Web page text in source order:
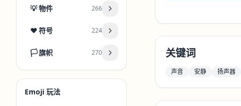
💡物件 266
❤️符号 224
🏳️旗帜 270
Emoji 玩法
关键词
声音 安静 扬声器